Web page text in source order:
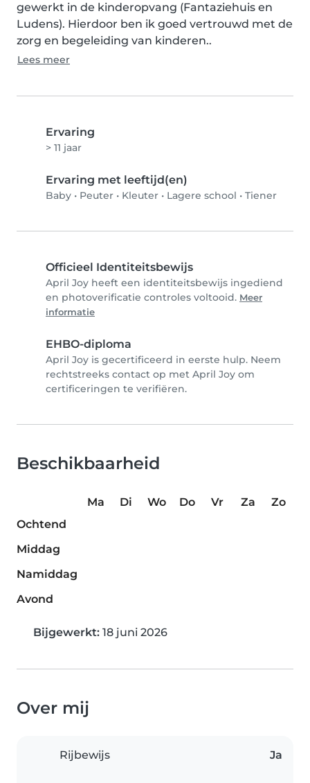
gewerkt in de kinderopvang (Fantaziehuis en
Ludens). Hierdoor ben ik goed vertrouwd met de
zorg en begeleiding van kinderen..
Lees meer
Ervaring
> 11 jaar
Ervaring met leeftijd(en)
Baby • Peuter • Kleuter • Lagere school • Tiener
Officieel Identiteitsbewijs
April Joy heeft een identiteitsbewijs ingediend
en photoverificatie controles voltooid. Meer
informatie
EHBO-diploma
April Joy is gecertificeerd in eerste hulp. Neem
rechtstreeks contact op met April Joy om
certificeringen te verifiëren.
Beschikbaarheid
Ma Di Wo Do Vr Za
Zo
Ochtend
Middag
Namiddag
Avond
Bijgewerkt: 18 juni 2026
Over mij
Rijbewijs Ja